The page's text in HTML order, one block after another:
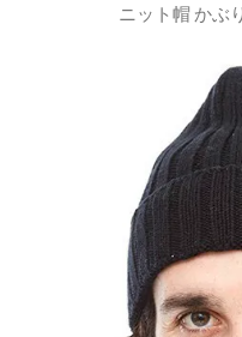
ニット帽 かぶ